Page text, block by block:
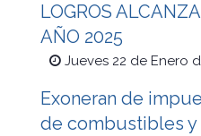
LOGROS
AÑO 2025
Jueves 22 de Enero
Exoneran de
de combustibles y